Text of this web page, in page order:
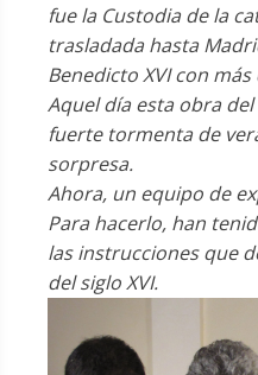
fue la Custodia de la
trasladada hasta
Benedicto XVI con
Aquel día esta obra
fuerte tormenta de
sorpresa.
Ahora, un equipo de
Para hacerlo, han
las instrucciones que
del siglo XVI.